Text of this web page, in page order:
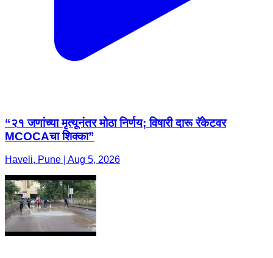
“२१ जणांच्या मृत्यूनंतर मोठा निर्णय; विषारी दारू रॅकेटवर
MCOCAचा शिक्का”
Haveli, Pune | Aug 5, 2026